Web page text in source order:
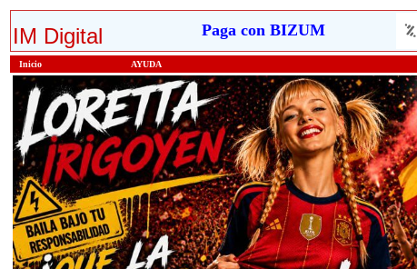
IM Digital Paga con BIZUM
Inicio AYUDA